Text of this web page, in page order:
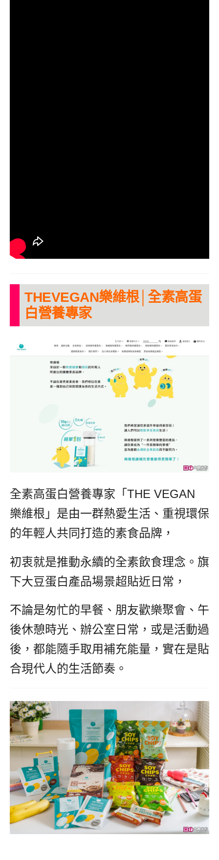
THEVEGAN樂維根│全素高蛋
白營養專家
全素高蛋白營養專家「THE VEGAN
樂維根」是由一群熱愛生活、重視環保
的年輕人共同打造的素食品牌，
初衷就是推動永續的全素飲食理念。旗
下大豆蛋白產品場景超貼近日常，
不論是匆忙的早餐、朋友歡樂聚會、午
後休憩時光、辦公室日常，或是活動過
後，都能隨手取用補充能量，實在是貼
合現代人的生活節奏。